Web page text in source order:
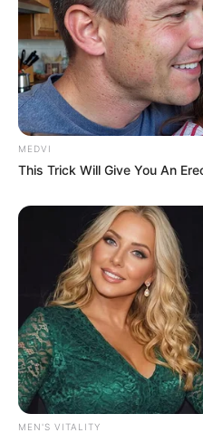
10 Epic Failures That
— Find Out
BRAINBERRIES
Bollywood’s Boldest
BRAINBERRIES
MEDVI
This Trick Will Give You An
MEN'S VITALITY